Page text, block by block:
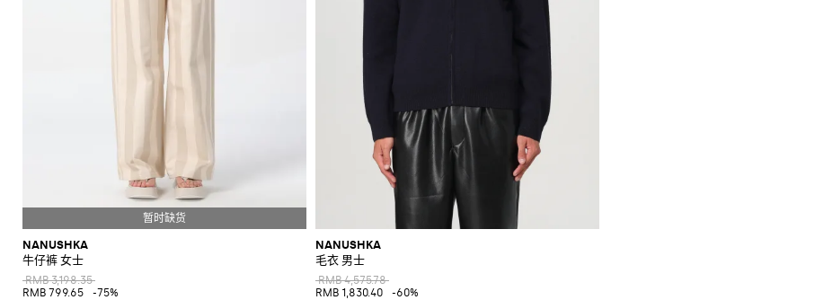
NANUSHKA
牛仔裤 女士
RMB 3,198.35
RMB 799.65
-75%
NANUSHKA
毛衣 男士
RMB 4,575.78
RMB 1,830.40
-60%